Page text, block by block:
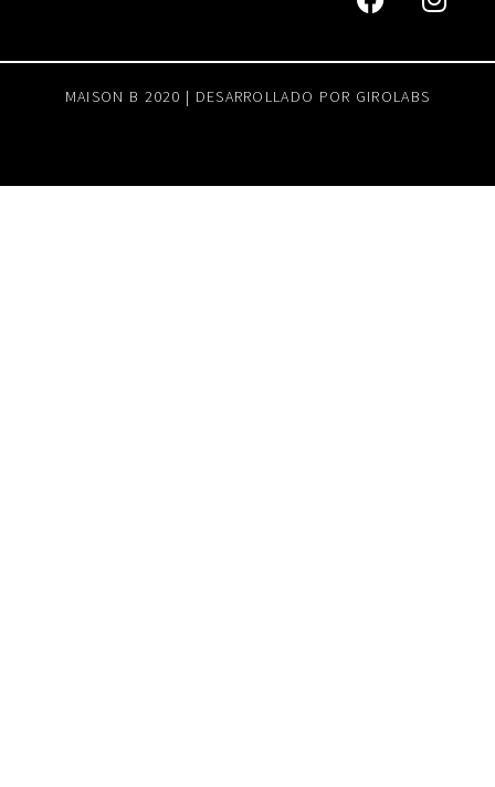
MAISON B 2020 | DESARROLLADO POR GIROLABS